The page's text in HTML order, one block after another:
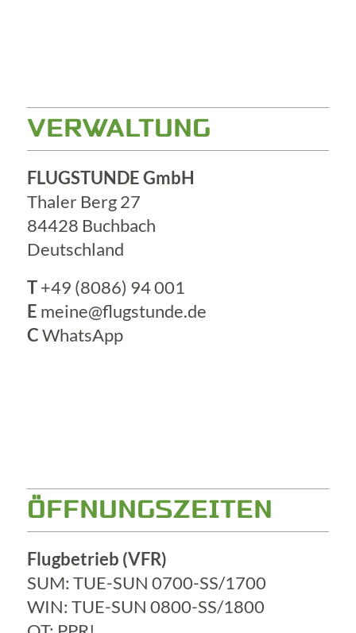
VERWALTUNG
FLUGSTUNDE GmbH
Thaler Berg 27
84428 Buchbach
Deutschland
T +49 (8086) 94 001
E meine@flugstunde.de
CWhatsApp
ÖFFNUNGSZEITEN
Flugbetrieb (VFR)
SUM: TUE-SUN 0700-SS/1700
WIN: TUE-SUN 0800-SS/1800